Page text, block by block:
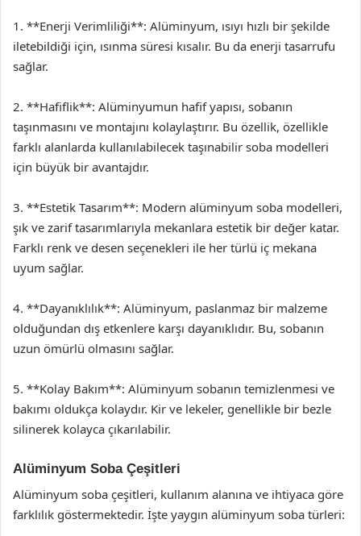
1. **Enerji Verimliliği**: Alüminyum, ısıyı hızlı bir şekilde
iletebildiği için, ısınma süresi kısalır. Bu da enerji tasarrufu
sağlar.
2. **Hafiflik**: Alüminyumun hafif yapısı, sobanın
taşınmasını ve montajını kolaylaştırır. Bu özellik, özellikle
farklı alanlarda kullanılabilecek taşınabilir soba modelleri
için büyük bir avantajdır.
3. **Estetik Tasarım**: Modern alüminyum soba modelleri,
şık ve zarif tasarımlarıyla mekanlara estetik bir değer katar.
Farklı renk ve desen seçenekleri ile her türlü iç mekana
uyum sağlar.
4. **Dayanıklılık**: Alüminyum, paslanmaz bir malzeme
olduğundan dış etkenlere karşı dayanıklıdır. Bu, sobanın
uzun ömürlü olmasını sağlar.
5. **Kolay Bakım**: Alüminyum sobanın temizlenmesi ve
bakımı oldukça kolaydır. Kir ve lekeler, genellikle bir bezle
silinerek kolayca çıkarılabilir.
Alüminyum Soba Çeşitleri
Alüminyum soba çeşitleri, kullanım alanına ve ihtiyaca göre
farklılık göstermektedir. İşte yaygın alüminyum soba türleri: